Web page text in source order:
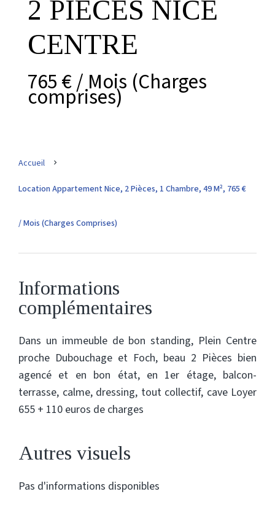
2 PIECES NICE
CENTRE
765 € / Mois (Charges
comprises)
Accueil
Location Appartement Nice, 2 Pièces, 1 Chambre, 49 M², 765 €
/ Mois (Charges Comprises)
Informations
complémentaires
Dans un immeuble de bon standing, Plein Centre
proche Dubouchage et Foch, beau 2 Pièces bien
agencé et en bon état, en 1er étage, balcon-
terrasse, calme, dressing, tout collectif, cave Loyer
655 + 110 euros de charges
Autres visuels
Pas d'informations disponibles